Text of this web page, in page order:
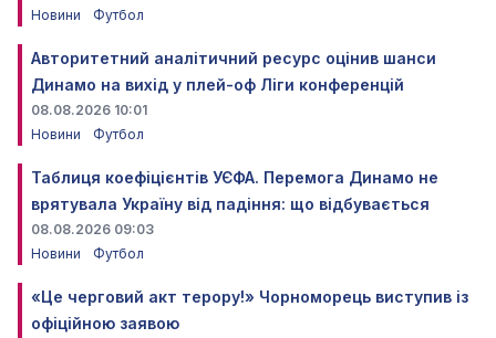
Новини
Футбол
Авторитетний аналітичний ресурс оцінив шанси
Динамо на вихід у плей-оф Ліги конференцій
08.08.2026 10:01
Новини
Футбол
Таблиця коефіцієнтів УЄФА. Перемога Динамо не
врятувала Україну від падіння: що відбувається
08.08.2026 09:03
Новини
Футбол
«Це черговий акт терору!» Чорноморець виступив із
офіційною заявою